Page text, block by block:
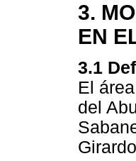
3.
EN
3.1
El
del